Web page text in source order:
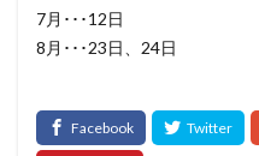
7月･･･12日
8月･･･23日、24日